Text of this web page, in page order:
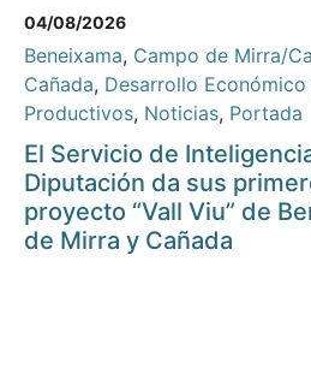
04/08/2026
Beneixama, Campo de Mirra/
Cañada, Desarrollo
Productivos, Noticias, Portada
El Servicio de
Diputación da sus
proyecto “Vall Viu” de
de Mirra y Cañada